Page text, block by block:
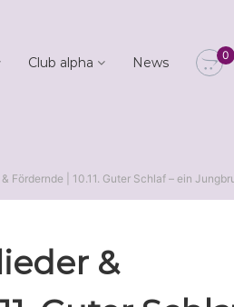
Club alpha News 0
Fördernde | 10.11. Guter Schlaf – ein
&